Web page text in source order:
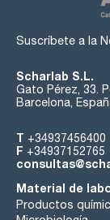
Suscríbete a la
Scharlab S.L.
Gato Pérez, 33.
Barcelona,
T +34937456400
F +34937152765
Material de
Productos